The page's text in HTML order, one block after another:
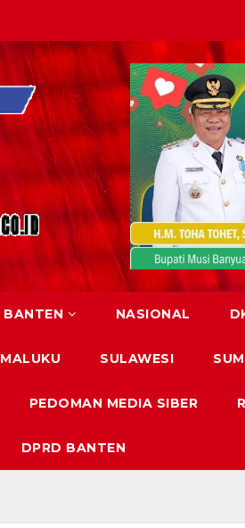
BANTEN NASIONAL
MALUKU SULAWESI
PEDOMAN MEDIA SIBER
DPRD BANTEN